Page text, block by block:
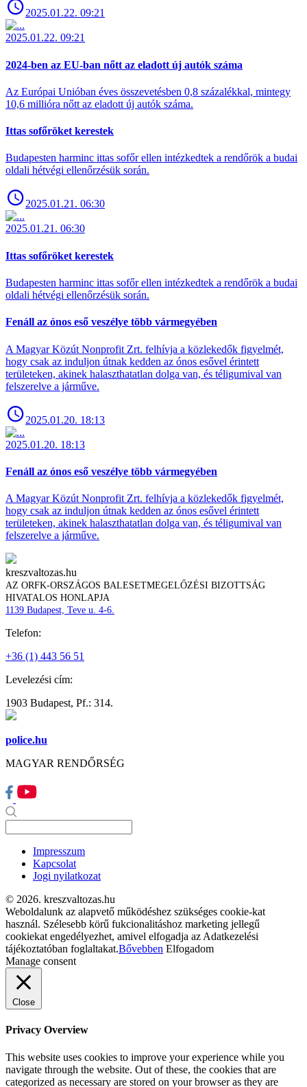
2025.01.22. 09:21
2025.01.22. 09:21
2024-ben az EU-ban nőtt az eladott új autók száma
Az Európai Unióban éves összevetésben 0,8 százalékkal, mintegy
10,6 millióra nőtt az eladott új autók száma.
Ittas sofőröket kerestek
Budapesten harminc ittas sofőr ellen intézkedtek a rendőrök a budai
oldali hétvégi ellenőrzésük során.
2025.01.21. 06:30
2025.01.21. 06:30
Ittas sofőröket kerestek
Budapesten harminc ittas sofőr ellen intézkedtek a rendőrök a budai
oldali hétvégi ellenőrzésük során.
Fenáll az ónos eső veszélye több vármegyében
A Magyar Közút Nonprofit Zrt. felhívja a közlekedők figyelmét,
hogy csak az induljon útnak kedden az ónos esővel érintett
területeken, akinek halaszthatatlan dolga van, és téligumival van
felszerelve a járműve.
2025.01.20. 18:13
2025.01.20. 18:13
Fenáll az ónos eső veszélye több vármegyében
A Magyar Közút Nonprofit Zrt. felhívja a közlekedők figyelmét,
hogy csak az induljon útnak kedden az ónos esővel érintett
területeken, akinek halaszthatatlan dolga van, és téligumival van
felszerelve a járműve.
kreszvaltozas.hu
AZ ORFK-ORSZÁGOS BALESETMEGELŐZÉSI BIZOTTSÁG
HIVATALOS HONLAPJA
1139 Budapest, Teve u. 4-6.
Telefon:
+36 (1) 443 56 51
Levelezési cím:
1903 Budapest, Pf.: 314.
police.hu
MAGYAR RENDŐRSÉG
Impresszum
Kapcsolat
Jogi nyilatkozat
© 2026. kreszvaltozas.hu
Weboldalunk az alapvető működéshez szükséges cookie-kat
használ. Szélesebb körű fukcionalitáshoz marketing jellegű
cookiekat engedélyezhet, amivel elfogadja az Adatkezelési
tájékoztatóban foglaltakat.Bővebben Elfogadom
Manage consent
Close
Privacy Overview
This website uses cookies to improve your experience while you
navigate through the website. Out of these, the cookies that are
categorized as necessary are stored on your browser as they are